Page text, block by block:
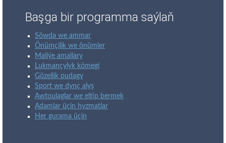
Başga bir programma saýlaň
Söwda we ammar
Önümçilik we önümler
Maliýe amallary
Lukmançylyk kömegi
Gözellik pudagy
Sport we dynç alyş
Awtoulaglar we eltip bermek
Adamlar üçin hyzmatlar
Her gurama üçin